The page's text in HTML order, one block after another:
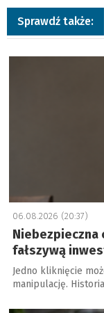
Sprawdź także:
a
06.08.2026 (20:37)
Niebezpieczna
fałszywą
Jedno kliknięcie
manipulację.
a